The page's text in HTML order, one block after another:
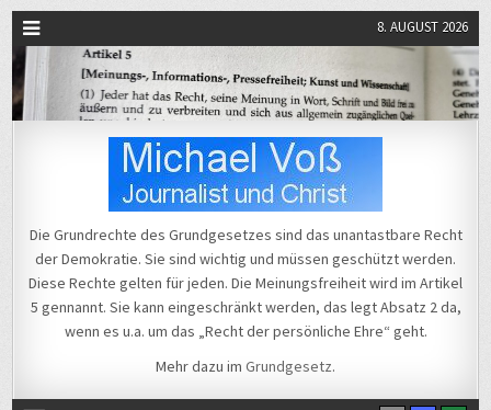
8. AUGUST 2026
Michael Voß
Die Grundrechte des Grundgesetzes sind das unantastbare Recht
der Demokratie. Sie sind wichtig und müssen geschützt werden.
Diese Rechte gelten für jeden. Die Meinungsfreiheit wird im Artikel
5 gennannt. Sie kann eingeschränkt werden, das legt Absatz 2 da,
wenn es u.a. um das „Recht der persönliche Ehre“ geht.
Mehr dazu im Grundgesetz.